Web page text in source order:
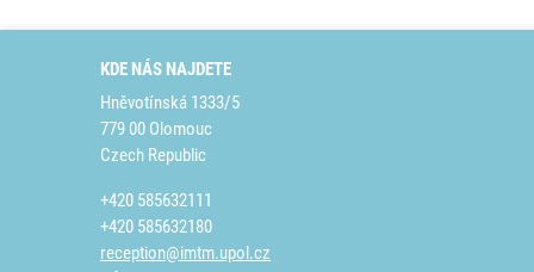
KDE NÁS NAJDETE
Hněvotínská 1333/5
779 00 Olomouc
Czech Republic
+420 585632111
+420 585632180
reception@imtm.upol.cz